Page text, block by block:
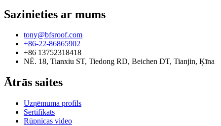
Sazinieties ar mums
tony@bfsroof.com
+86-22-86865902
+86 13752318418
NĒ. 18, Tianxiu ST, Tiedong RD, Beichen DT, Tianjin, Ķīna
Ātrās saites
Uzņēmuma profils
Sertifikāts
Rūpnīcas video